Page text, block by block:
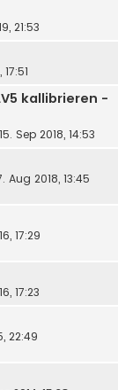
21:53
kallibrieren -
Sep 2018, 14:53
Aug 2018, 13:45
17:29
17:23
22:49